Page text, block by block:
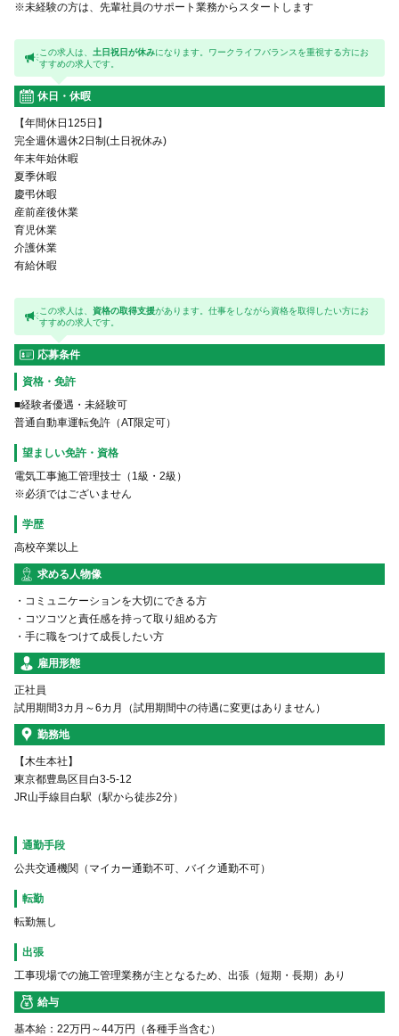
※未経験の方は、先輩社員のサポート業務からスタートします
この求人は、 土日祝日が休みになります。ワークライフバランスを重視する方にお
すすめの求人です。
休日・休暇
【年間休日125日】
完全週休週休2日制(土日祝休み)
年末年始休暇
夏季休暇
慶弔休暇
産前産後休業
育児休業
介護休業
有給休暇
この求人は、資格の取得支援があります。仕事をしながら資格を取得したい方にお
すすめの求人です。
応募条件
資格・免許
■経験者優遇・未経験可
普通自動車運転免許（AT限定可）
望ましい免許・資格
電気工事施工管理技士（1級・2級）
※必須ではございません
学歴
高校卒業以上
求める人物像
・コミュニケーションを大切にできる方
・コツコツと責任感を持って取り組める方
・手に職をつけて成長したい方
雇用形態
正社員
試用期間3カ月～6カ月（試用期間中の待遇に変更はありません）
勤務地
【木生本社】
東京都豊島区目白3-5-12
JR山手線目白駅（駅から徒歩2分）
通勤手段
公共交通機関（マイカー通勤不可、バイク通勤不可）
転勤
転勤無し
出張
工事現場での施工管理業務が主となるため、出張（短期・長期）あり
給与
基本給：22万円～44万円（各種手当含む）